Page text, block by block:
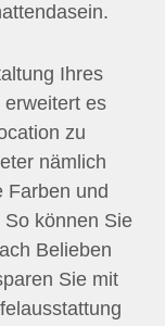
Ihres
es
zu
nämlich
Farben und
können Sie
Belieben
Sie mit